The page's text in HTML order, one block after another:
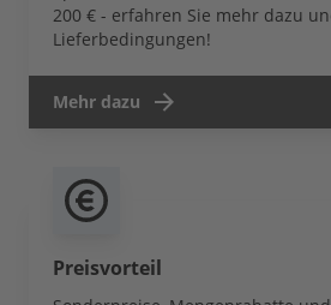
200 € - erfahren Sie mehr dazu
Lieferbedingungen!
Mehr dazu
Preisvorteil